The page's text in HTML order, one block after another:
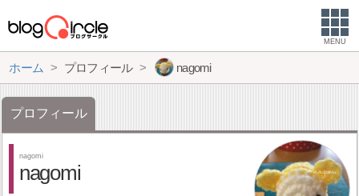
MENU
ホーム プロフィール nagomi
プロフィール
nagomi
nagomi